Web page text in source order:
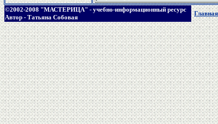
©2002-2008 "МАСТЕРИЦА" - учебно-информационный ресурс
Автор - Татьяна Собовая